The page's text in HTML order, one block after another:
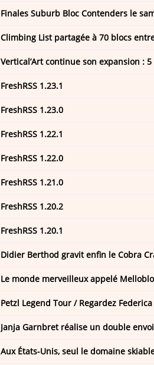
Finales Suburb Bloc Contenders le
Vertical’Art continue son expansion :
FreshRSS 1.23.1
FreshRSS 1.23.0
FreshRSS 1.22.1
FreshRSS 1.22.0
FreshRSS 1.21.0
FreshRSS 1.20.2
FreshRSS 1.20.1
Didier Berthod gravit enfin le Cobra
Le monde merveilleux appelé
Janja Garnbret réalise un double